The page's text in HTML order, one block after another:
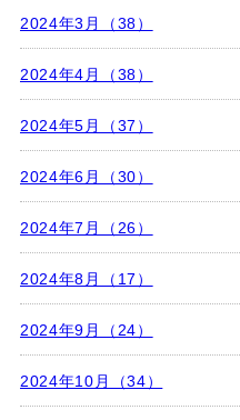
2024年3月（38）
2024年4月（38）
2024年5月（37）
2024年6月（30）
2024年7月（26）
2024年8月（17）
2024年9月（24）
2024年10月（34）